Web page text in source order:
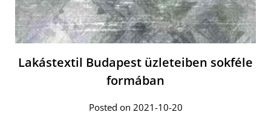
Lakástextil Budapest üzleteiben sokféle
formában
Posted on 2021-10-20